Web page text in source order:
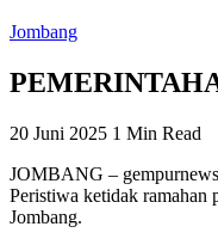
Jombang
20 Juni 2025 1 Min Read
JOMBANG –
Peristiwa ketidak ramahan
Jombang.